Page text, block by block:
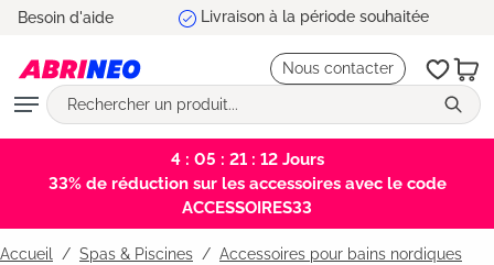
principal
Besoin d'aide
Nous contacter
4 : 05 : 21 : 12Jours
33% de réduction sur les accessoires avec le code
ACCESSOIRES33
Accueil Spas & Piscines / Accessoires pour bains nordiques